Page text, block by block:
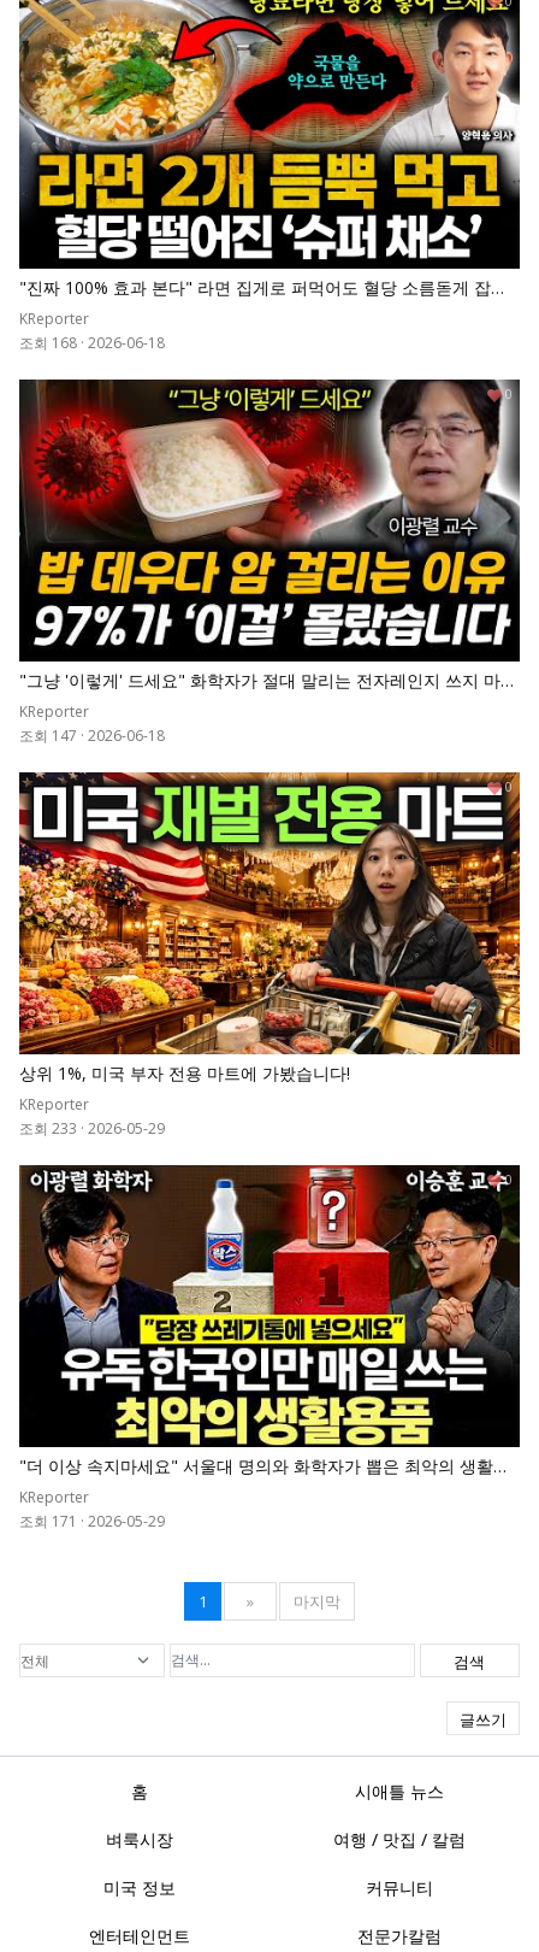
"진짜 100% 효과 본다" 라면 집게로 퍼먹어도 혈당 소름돋게 잡아
준 '1등 채소' 넣고 끓이세요. 췌장 살아나고 당화혈색소 7로 뚝 떨어
집니다
KReporter
조회 168 · 2026-06-18
"그냥 '이렇게' 드세요" 화학자가 절대 말리는 전자레인지 쓰지 마세
요. 밥 데우다 암 걸립니다 | 이광렬 교수 전체통합
KReporter
조회 147 · 2026-06-18
0
상위 1%, 미국 부자 전용 마트에 가봤습니다!
KReporter
조회 233 · 2026-05-29
0
"더 이상 속지마세요" 서울대 명의와 화학자가 뽑은 최악의 생활용
품 순위표
KReporter
조회 171 · 2026-05-29
0
1 » 마지막
검색
글쓰기
홈 시애틀 뉴스
벼룩시장 여행 / 맛집 / 칼럼
미국 정보 커뮤니티
엔터테인먼트 전문가칼럼